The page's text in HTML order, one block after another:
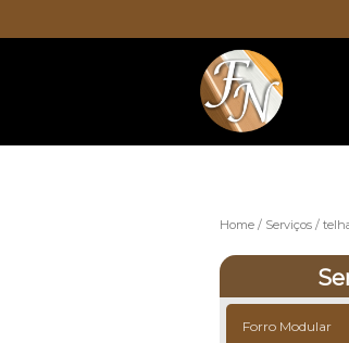
Home Serviços
Forro Modular